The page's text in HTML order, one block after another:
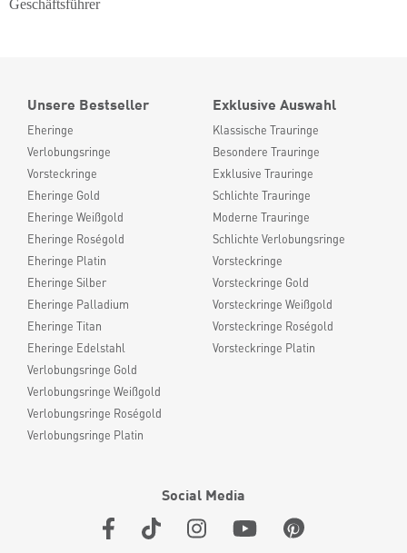
Geschäftsführer
Unsere Bestseller
Eheringe
Verlobungsringe
Vorsteckringe
Eheringe Gold
Eheringe Weißgold
Eheringe Roségold
Eheringe Platin
Eheringe Silber
Eheringe Palladium
Eheringe Titan
Eheringe Edelstahl
Verlobungsringe Gold
Verlobungsringe Weißgold
Verlobungsringe Roségold
Verlobungsringe Platin
Exklusive Auswahl
Klassische Trauringe
Besondere Trauringe
Exklusive Trauringe
Schlichte Trauringe
Moderne Trauringe
Schlichte Verlobungsringe
Vorsteckringe
Vorsteckringe Gold
Vorsteckringe Weißgold
Vorsteckringe Roségold
Vorsteckringe Platin
Social Media